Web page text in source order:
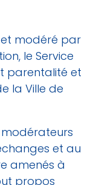
et modéré par
le Service
parentalité et
la Ville de
et au
amenés à
propos